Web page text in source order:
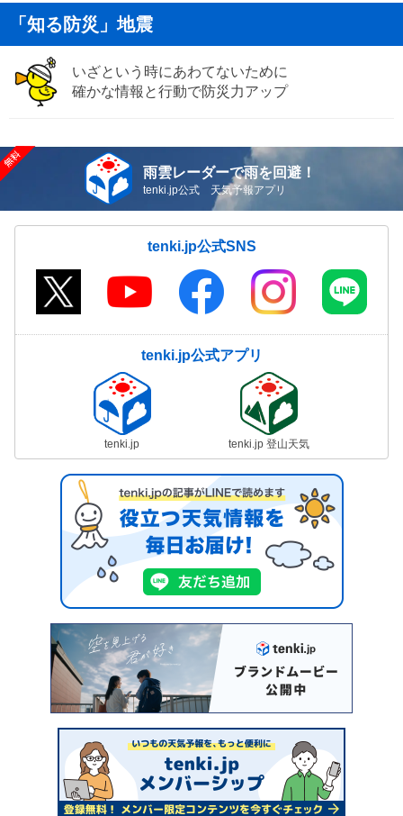
「知る防災」地震
いざという時にあわてないために
確かな情報と行動で防災力アップ
雨雲レーダーで雨を回避！
tenki.jp公式 天気予報アプリ
tenki.jp公式SNS
tenki.jp公式アプリ
tenki.jp tenki.jp 登山天気